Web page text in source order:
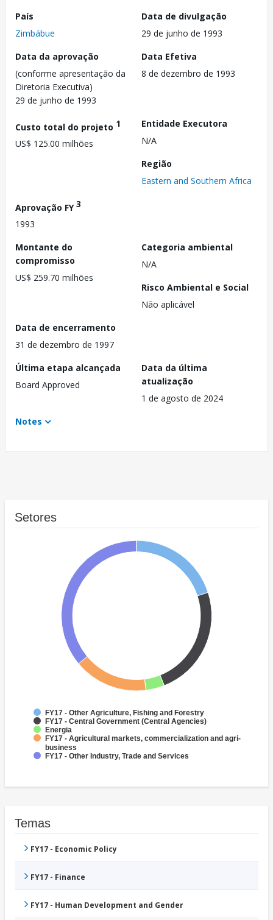
País
Zimbábue
Data de divulgação
29 de junho de 1993
Data da aprovação
(conforme apresentação da
Diretoria Executiva)
29 de junho de 1993
Data Efetiva
8 de dezembro de 1993
Custo total do projeto 1
US$ 125.00 milhões
Entidade Executora
N/A
Região
Eastern and Southern Africa
Aprovação FY3
1993
Montante do
compromisso
US$ 259.70 milhões
Categoria ambiental
N/A
Risco Ambiental e Social
Não aplicável
Data de encerramento
31 de dezembro de 1997
Última etapa alcançada
Board Approved
Data da última
atualização
1 de agosto de 2024
Notes
Setores
FY17 - Other Agriculture, Fishing and Forestry
FY17 - Central Government (Central Agencies)
Energia
FY17 - Agricultural markets, commercialization and agri-
business
FY17 - Other Industry, Trade and Services
Temas
FY17 - Economic Policy
FY17 - Finance
FY17 - Human Development and Gender